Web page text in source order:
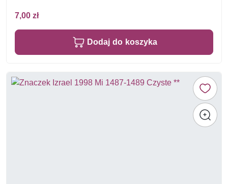
7,00 zł
Dodaj do koszyka